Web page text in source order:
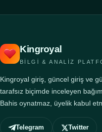
Kingroyal
BILGI & ANALIZ
Kingroyal giriş, güncel giriş ve
tarafsız biçimde inceleyen
Bahis oynatmaz, üyelik kabul
Telegram Twitter